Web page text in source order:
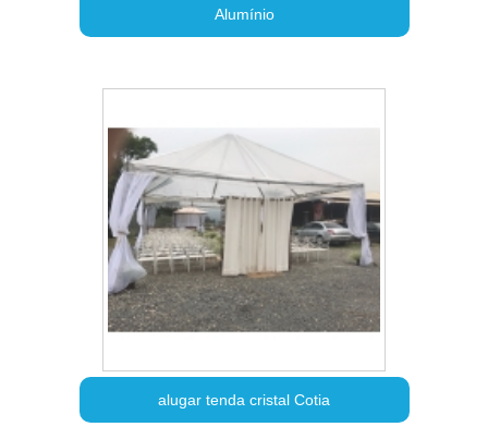
Alumínio
alugar tenda cristal Cotia